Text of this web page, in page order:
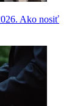
Ako nosiť